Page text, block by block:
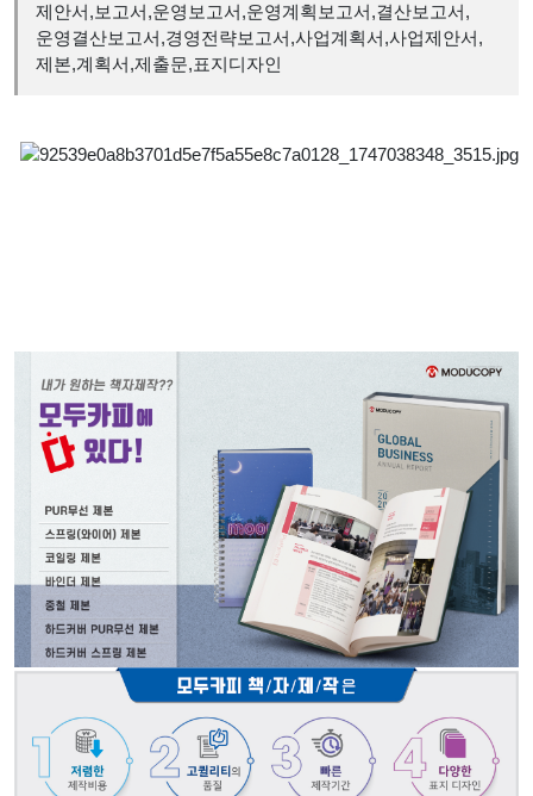
제안서,보고서,운영보고서,운영계획보고서,결산보고서,
운영결산보고서,경영전략보고서,사업계획서,사업제안서,
제본,계획서,제출문,표지디자인